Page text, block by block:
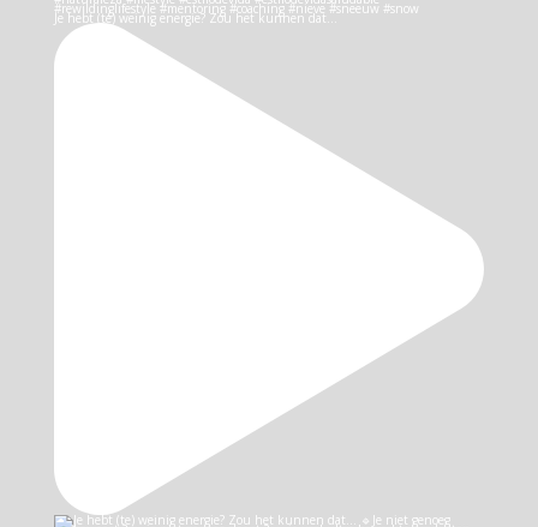
Je hebt (te) weinig energie? Zou het kunnen dat…